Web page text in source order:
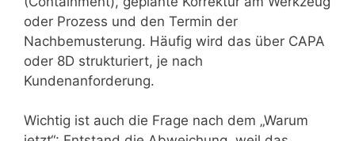
oder Prozess und den Termin der
Nachbemusterung. Häufig wird das über CAPA
oder 8D strukturiert, je nach
Kundenanforderung.
Wichtig ist auch die Frage nach dem „Warum